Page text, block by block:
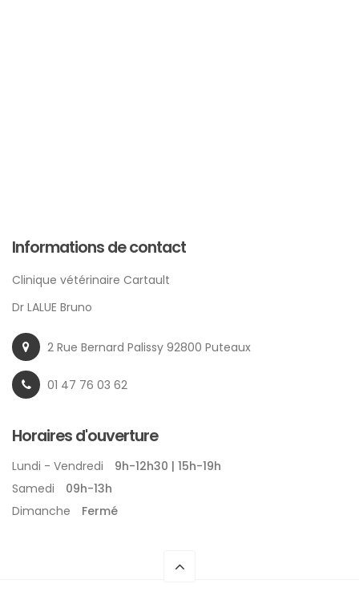
Informations de contact
Clinique vétérinaire Cartault
Dr LALUE Bruno
2 Rue Bernard Palissy 92800 Puteaux
01 47 76 03 62
Horaires d'ouverture
Lundi - Vendredi
9h-12h30 | 15h-19h
Samedi
09h-13h
Dimanche
Fermé